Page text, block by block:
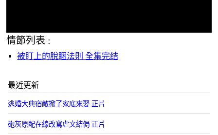
情節列表 :
被盯上的脫睏法則 全集完结
最近更新
逃婚大典宿敵掀了家底來娶 正片
砲灰原配在線改寫虐文結侷 正片